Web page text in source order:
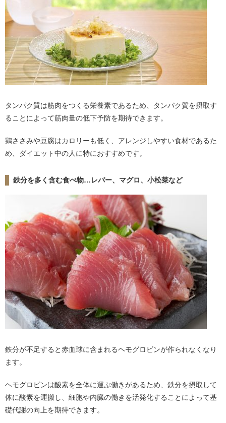
タンパク質は筋肉をつくる栄養素であるため、タンパク質を摂取す
ることによって筋肉量の低下予防を期待できます。
鶏ささみや豆腐はカロリーも低く、アレンジしやすい食材であるた
め、ダイエット中の人に特におすすめです。
鉄分を多く含む食べ物…レバー、マグロ、小松菜など
鉄分が不足すると赤血球に含まれるヘモグロビンが作られなくなり
ます。
ヘモグロビンは酸素を全体に運ぶ働きがあるため、鉄分を摂取して
体に酸素を運搬し、細胞や内臓の働きを活発化することによって基
礎代謝の向上を期待できます。